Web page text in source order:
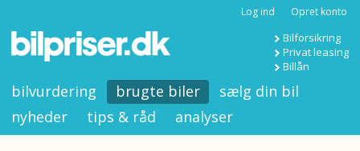
Log ind Opret konto
Bilforsikring
Privat leasing
Billån
bilvurdering brugte biler
sælg din bil
nyheder
tips & råd analyser